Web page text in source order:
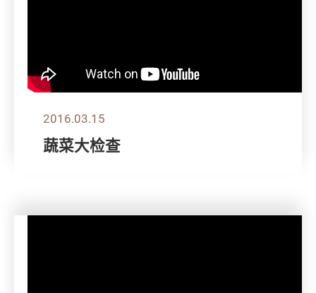
2016.03.15
蔬菜大检查